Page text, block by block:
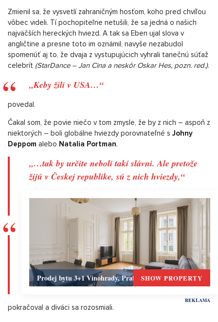
Zmienil sa, že vysvetlí zahraničným hosťom, koho pred chvíľou
vôbec videli. Tí pochopiteľne netušili, že sa jedná o našich
najväčších hereckých hviezd. A tak sa Eben ujal slova v
angličtine a presne toto im oznámil, navyše nezabudol
spomenúť aj to, že dvaja z vystupujúcich vyhrali tanečnú súťaž
celebrít (StarDance – Jan Cina a neskôr Oskar Hes, pozn. red.).
„Keby žili v USA…“
povedal.
Čakal som, že povie niečo v tom zmysle, že by z nich – aspoň z
niektorých – boli globálne hviezdy porovnateľné s Johny
Deppom alebo Natalia Portman.
„…tak by určite neboli takí slávni. Ale pretože
žijú v Českej republike, sú z nich hviezdy,“
Prodej bytu 3+1 Vinohrady, Praha 2 - 117 m², Praha 2
SHOW PROPERTY
pokračoval a diváci sa rozosmiali.